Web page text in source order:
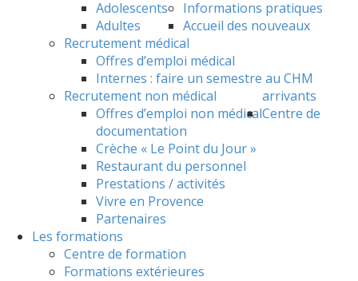
Adolescents
Adultes
Recrutement médical
Offres d’emploi médical
Internes : faire un semestre au CHM
Recrutement non médical
Offres d’emploi non médical
Informations pratiques
Accueil des nouveaux
arrivants
Centre de
documentation
Crèche « Le Point du Jour »
Restaurant du personnel
Prestations / activités
Vivre en Provence
Partenaires
Les formations
Centre de formation
Formations extérieures